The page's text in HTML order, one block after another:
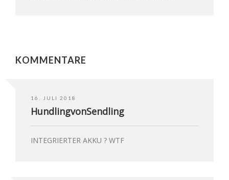
KOMMENTARE
16. JULI 2018
HundlingvonSendling
INTEGRIERTER AKKU ? WTF